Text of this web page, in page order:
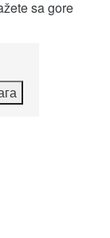
sa gore